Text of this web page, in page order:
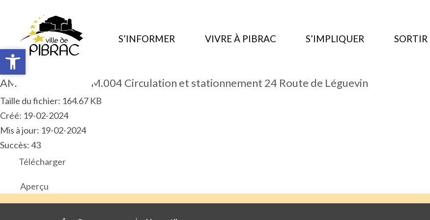
Ouvrir la barre d’outils
S’INFORMER VIVRE À PIBRAC S’IMPLIQUER SORTIR
AM 2024.01.ART.PM.004 Circulation et stationnement 24 Route de Léguevin
Taille du fichier: 164.67 KB
Créé: 19-02-2024
Mis à jour: 19-02-2024
Succès: 43
Télécharger
Aperçu
Ouvrir la barre d’outils